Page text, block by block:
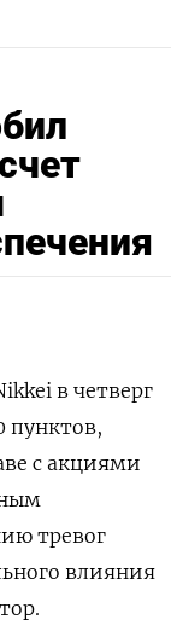
в ‌четверг
пунктов,
​с ⁠акциями
​тревог
влияния